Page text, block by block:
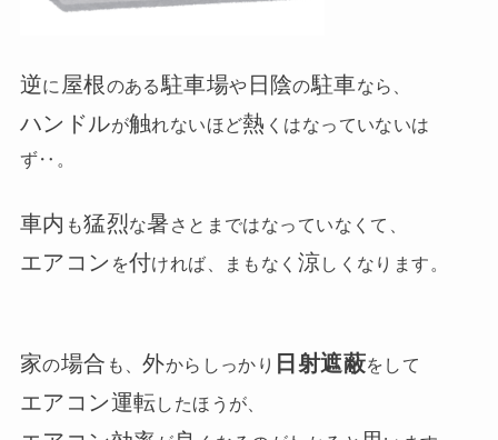
逆に 屋根のある駐車場や 日陰の駐車なら、
ハンドルが触れないほど熱 くはなっていないは
ず‥。
車内 も猛烈な暑さとまではなっていなくて、
エアコン を付ければ、まもなく 涼しくなります。
家の場合 も、外からしっかり 日射遮蔽をして
エアコン運転したほうが、